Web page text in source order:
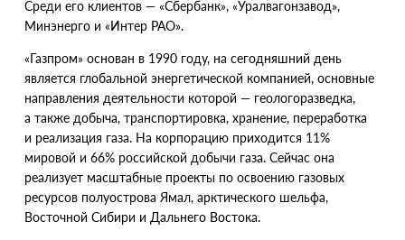
Среди его клиентов — «Сбербанк», «Уралвагонзавод»,
Минэнерго и «Интер РАО».
«Газпром» основан в 1990 году, на сегодняшний день
является глобальной энергетической компанией, основные
направления деятельности которой — геологоразведка,
а также добыча, транспортировка, хранение, переработка
и реализация газа. На корпорацию приходится 11%
мировой и 66% российской добычи газа. Сейчас она
реализует масштабные проекты по освоению газовых
ресурсов полуострова Ямал, арктического шельфа,
Восточной Сибири и Дальнего Востока.